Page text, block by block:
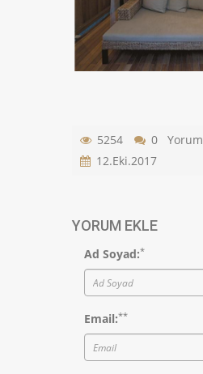
5254
0 Yorum
12.Eki.2017
YORUM EKLE
Ad Soyad:*
Email:**